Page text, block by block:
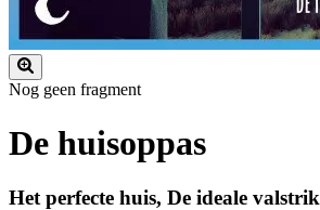
Nog geen fragment
De huisoppas
Het perfecte huis, De ideale valstrik